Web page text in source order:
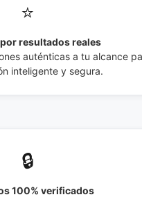
⭐
resultados reales
auténticas a tu alcance
inteligente y segura.
🔒
100% verificados